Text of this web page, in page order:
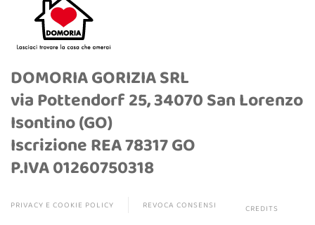
DOMORIA GORIZIA SRL
via Pottendorf 25, 34070 San Lorenzo
Isontino (GO)
Iscrizione REA 78317 GO
P.IVA 01260750318
PRIVACY E COOKIE POLICY REVOCA CONSENSI CREDITS